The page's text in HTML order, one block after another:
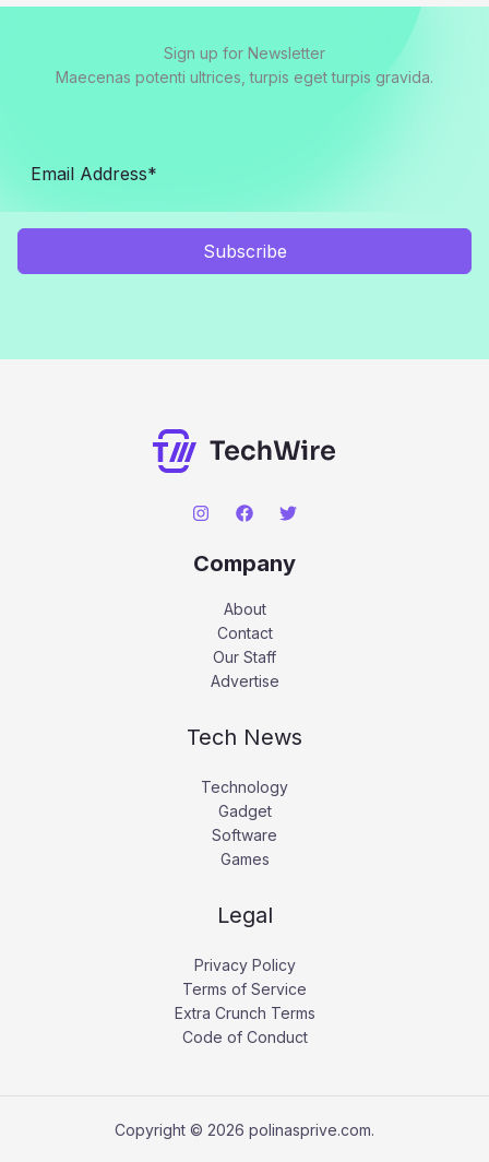
Sign up for Newsletter
Maecenas potenti ultrices, turpis eget turpis gravida.
Subscribe
Company
About
Contact
Our Staff
Advertise
Tech News
Technology
Gadget
Software
Games
Legal
Privacy Policy
Terms of Service
Extra Crunch Terms
Code of Conduct
Copyright © 2026 polinasprive.com.